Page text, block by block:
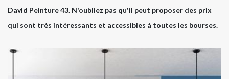
David Peinture 43. N'oubliez pas qu'il peut proposer des prix
qui sont très intéressants et accessibles à toutes les bourses.